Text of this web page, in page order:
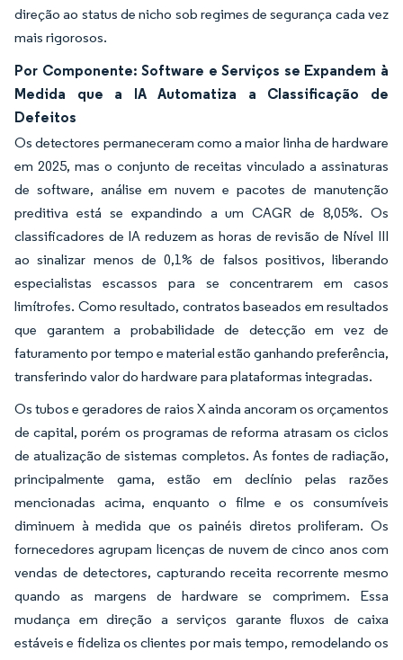
direção ao status de nicho sob regimes de segurança cada vez
mais rigorosos.
Por Componente: Software e Serviços se Expandem à
Medida que a IA Automatiza a Classificação de
Defeitos
Os detectores permaneceram como a maior linha de hardware
em 2025, mas o conjunto de receitas vinculado a assinaturas
de software, análise em nuvem e pacotes de manutenção
preditiva está se expandindo a um CAGR de 8,05%. Os
classificadores de IA reduzem as horas de revisão de Nível III
ao sinalizar menos de 0,1% de falsos positivos, liberando
especialistas escassos para se concentrarem em casos
limítrofes. Como resultado, contratos baseados em resultados
que garantem a probabilidade de detecção em vez de
faturamento por tempo e material estão ganhando preferência,
transferindo valor do hardware para plataformas integradas.
Os tubos e geradores de raios X ainda ancoram os orçamentos
de capital, porém os programas de reforma atrasam os ciclos
de atualização de sistemas completos. As fontes de radiação,
principalmente gama, estão em declínio pelas razões
mencionadas acima, enquanto o filme e os consumíveis
diminuem à medida que os painéis diretos proliferam. Os
fornecedores agrupam licenças de nuvem de cinco anos com
vendas de detectores, capturando receita recorrente mesmo
quando as margens de hardware se comprimem. Essa
mudança em direção a serviços garante fluxos de caixa
estáveis e fideliza os clientes por mais tempo, remodelando os